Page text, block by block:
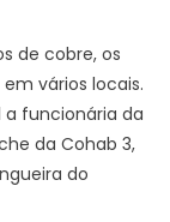
de cobre, os
vários locais.
a funcionária da
da Cohab 3,
do